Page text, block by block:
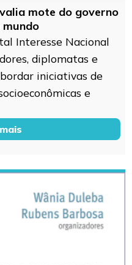
mote do governo
Interesse Nacional
diplomatas e
iniciativas de
e